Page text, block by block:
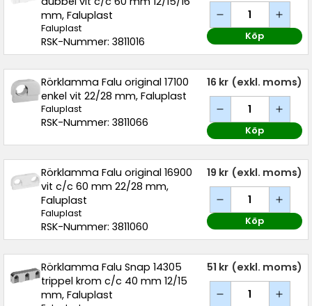
mm, Faluplast
Faluplast
RSK-Nummer: 3811016 Köp
Rörklamma Falu original 17100
enkel vit 22/28 mm, Faluplast
Faluplast
RSK-Nummer: 3811066
16 kr (exkl. moms)
Köp
Rörklamma Falu original 16900
vit c/c 60 mm 22/28 mm,
Faluplast
Faluplast
RSK-Nummer: 3811060
19 kr (exkl. moms)
Köp
Rörklamma Falu Snap 14305
trippel krom c/c 40 mm 12/15
mm, Faluplast
51 kr (exkl. moms)